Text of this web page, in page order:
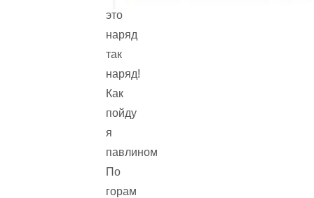
это
наряд
так
наряд!
Как
пойду
я
павлином
По
горам